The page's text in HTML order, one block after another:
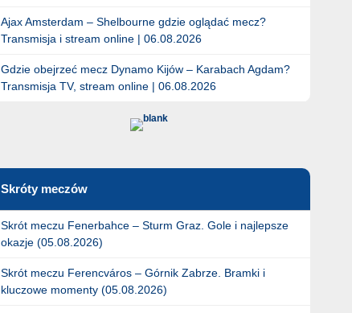
Ajax Amsterdam – Shelbourne gdzie oglądać mecz?
Transmisja i stream online | 06.08.2026
Gdzie obejrzeć mecz Dynamo Kijów – Karabach Agdam?
Transmisja TV, stream online | 06.08.2026
Skróty meczów
Skrót meczu Fenerbahce – Sturm Graz. Gole i najlepsze
okazje (05.08.2026)
Skrót meczu Ferencváros – Górnik Zabrze. Bramki i
kluczowe momenty (05.08.2026)